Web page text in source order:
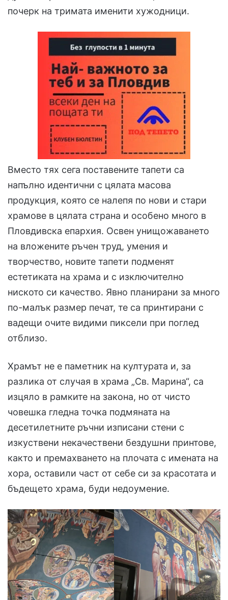
почерк на тримата именити хужодници.
Вместо тях сега поставените тапети са
напълно идентични с цялата масова
продукция, която се налепя по нови и стари
храмове в цялата страна и особено много в
Пловдивска епархия. Освен унищожаването
на вложените ръчен труд, умения и
творчество, новите тапети подменят
естетиката на храма и с изключително
ниското си качество. Явно планирани за много
по-малък размер печат, те са принтирани с
вадещи очите видими пиксели при поглед
отблизо.
Храмът не е паметник на културата и, за
разлика от случая в храма „Св. Марина“, са
изцяло в рамките на закона, но от чисто
човешка гледна точка подмяната на
десетилетните ръчни изписани стени с
изкуствени некачествени бездушни принтове,
както и премахването на плочата с имената на
хора, оставили част от себе си за красотата и
бъдещето храма, буди недоумение.